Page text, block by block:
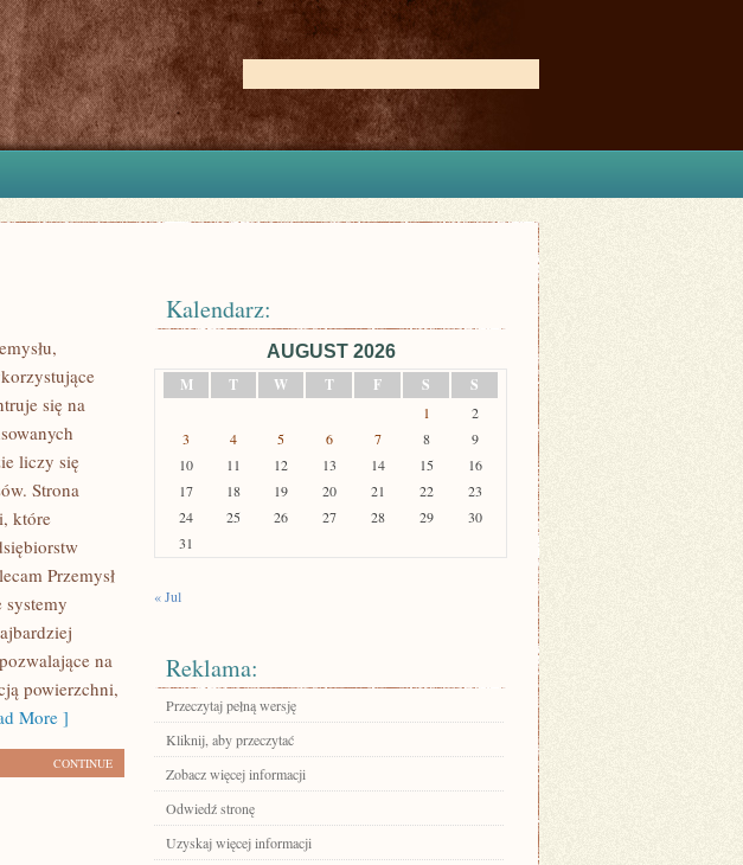
się na
liczy się
Strona
które
Przemysł
systemy
na
powierzchni,
More ]
CONTINUE
Kalendarz:
AUGUST 2026
M
T W T F S S
1
2
3
4 5 6 7 8
9
10
11 12 13 14 15
16
17
18 19 20 21 22
23
24
25 26 27 28 29
30
31
« Jul
Reklama:
Przeczytaj pełną wersję
Kliknij, aby przeczytać
Zobacz więcej informacji
Odwiedź stronę
Uzyskaj więcej informacji